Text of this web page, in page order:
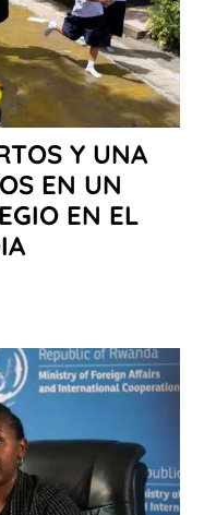
Y UNA
EN UN
EN EL